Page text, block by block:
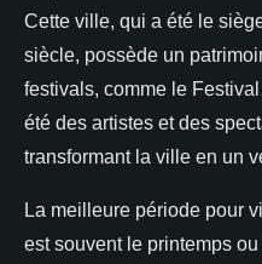
Cette ville, qui a été le
siècle, possède un
festivals, comme le
été des artistes et des
transformant la ville en un
La meilleure période pour
est souvent le printemps